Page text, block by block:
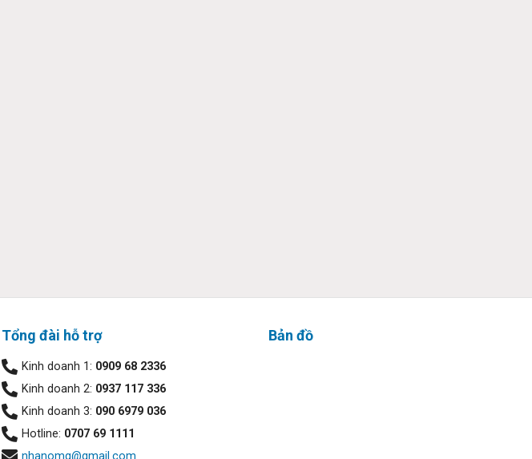
Tổng đài hỗ trợ
Kinh doanh 1: 0909 68 2336
Kinh doanh 2: 0937 117 336
Kinh doanh 3: 090 6979 036
Hotline: 0707 69 1111
nhanomg@gmail.com
Bản đồ